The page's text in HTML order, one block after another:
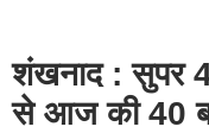
शंखनाद : सुपर
से आज की 40